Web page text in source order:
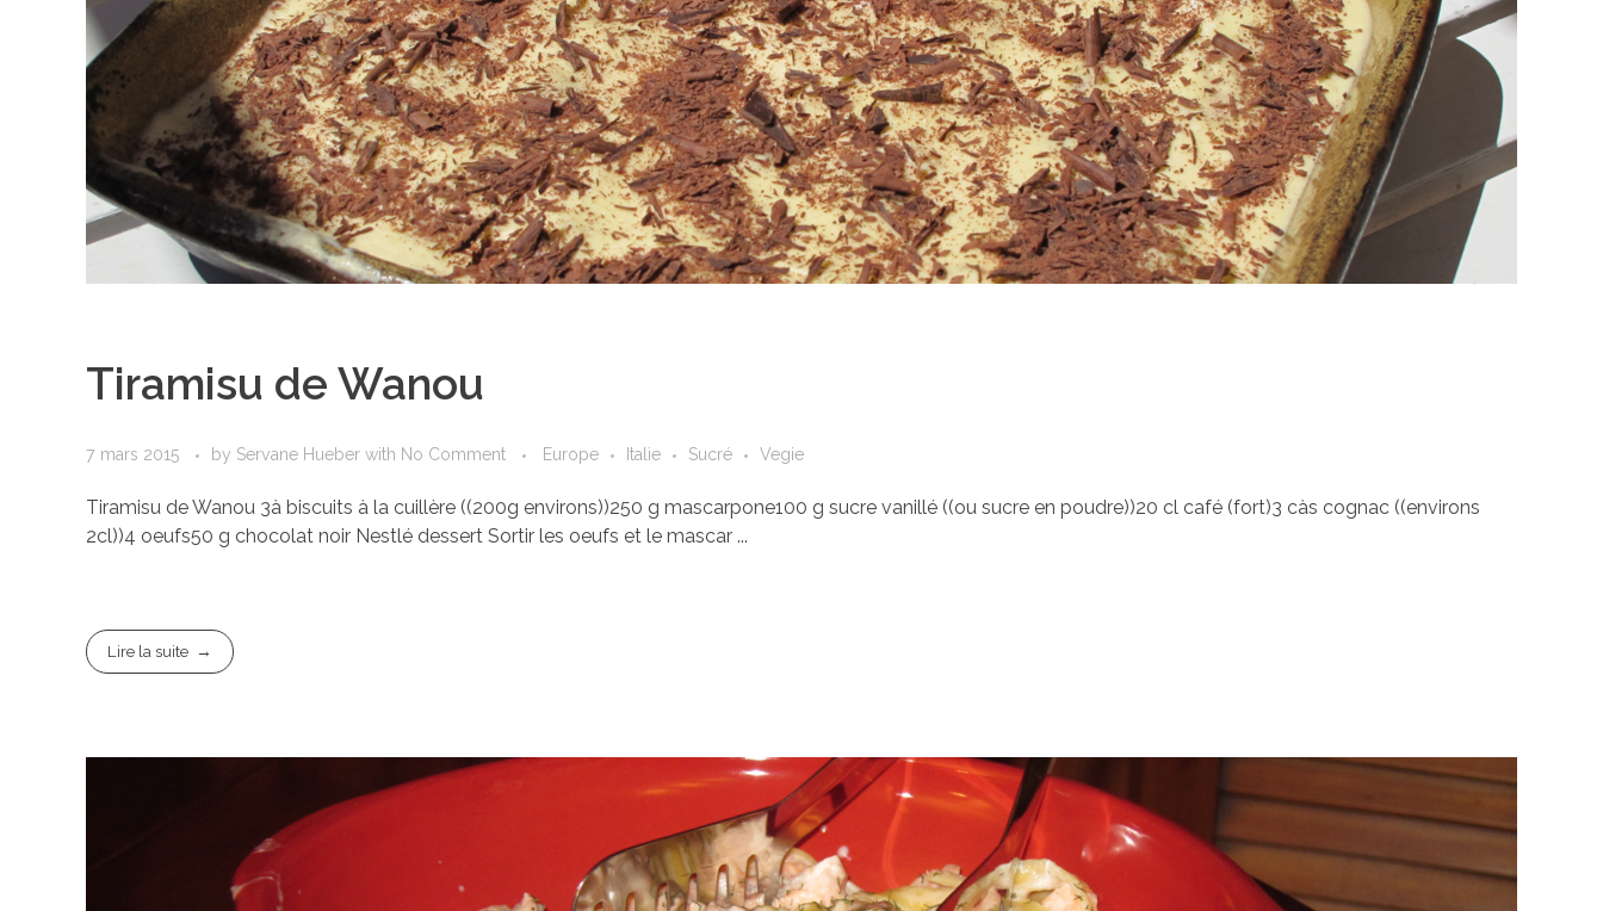
Tiramisu de Wanou
7 mars 2015 by Servane Hueber with No Comment Europe Italie Sucré Vegie
Tiramisu de Wanou 3à biscuits à la cuillère ((200g environs))250 g mascarpone100 g sucre vanillé ((ou sucre en poudre))20 cl café (fort)3 càs cognac ((environs
2cl))4 oeufs50 g chocolat noir Nestlé dessert Sortir les oeufs et le mascar ...
Lire la suite